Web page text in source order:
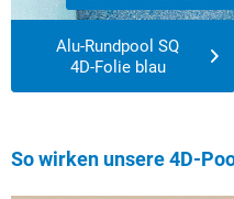
Alu-Rundpool SQ
4D-Folie blau
So wirken unsere 4D-